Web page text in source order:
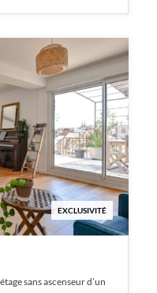
EXCLUSIVITÉ
sans ascenseur d’un